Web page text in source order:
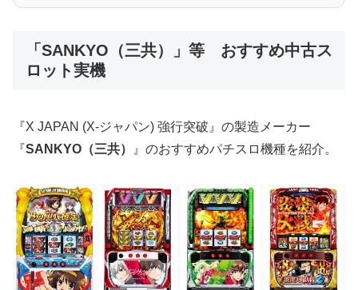
値下げ台 ディスクアップ
「SANKYO（三共）」等 おすすめ中古ス
ロット実機
『X JAPAN (X-ジャパン) 強行突破』の製造メーカー
『SANKYO（三共） 』のおすすめパチスロ機種を紹介。